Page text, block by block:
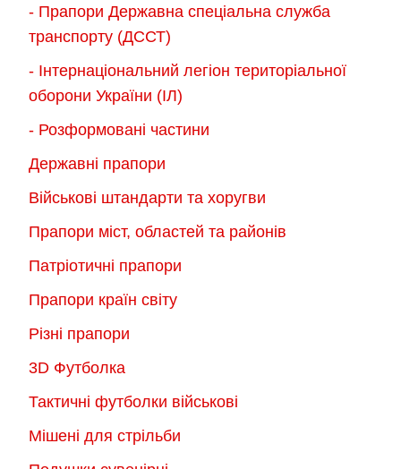
- Прапори Державна спеціальна служба
транспорту (ДССТ)
- Інтернаціональний легіон територіальної
оборони України (ІЛ)
- Розформовані частини
Державні прапори
Військові штандарти та хоругви
Прапори міст, областей та районів
Патріотичні прапори
Прапори країн світу
Різні прапори
3D Футболка
Тактичні футболки військові
Мішені для стрільби